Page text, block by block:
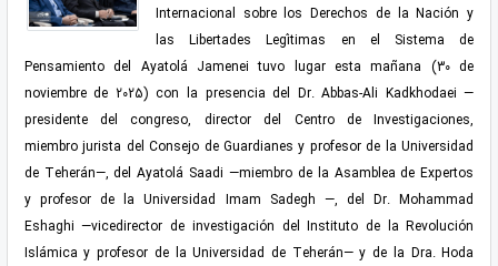
Internacional sobre los Derechos de la Nación y
las Libertades Legítimas en el Sistema de
Pensamiento del Ayatolá Jamenei tuvo lugar esta mañana (30 de
noviembre de 2025) con la presencia del Dr. Abbas-Ali Kadkhodaei —
presidente del congreso, director del Centro de Investigaciones,
miembro jurista del Consejo de Guardianes y profesor de la Universidad
de Teherán—, del Ayatolá Saadi —miembro de la Asamblea de Expertos
y profesor de la Universidad Imam Sadegh —, del Dr. Mohammad
Eshaghi —vicedirector de investigación del Instituto de la Revolución
Islámica y profesor de la Universidad de Teherán— y de la Dra. Hoda